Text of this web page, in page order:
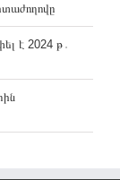
է 2024 թ․